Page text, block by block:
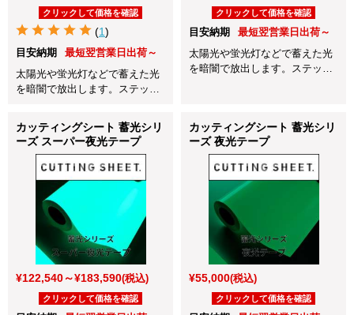
クリックして価格を確認
(1)
目安納期
最短翌営業日出荷～
太陽光や蛍光灯などで蓄えた光
を暗闇で放出します。ステッカ
クリックして価格を確認
目安納期
最短翌営業日出荷～
太陽光や蛍光灯などで蓄えた光
を暗闇で放出します。ステッカ
カッティングシート 蓄光シリ
ーズ スーパー夜光テープ
¥122,540～¥183,590(税込)
クリックして価格を確認
カッティングシート 蓄光シリ
ーズ 夜光テープ
¥55,000(税込)
クリックして価格を確認